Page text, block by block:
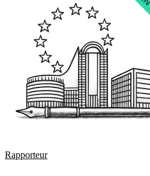
Rapporteur